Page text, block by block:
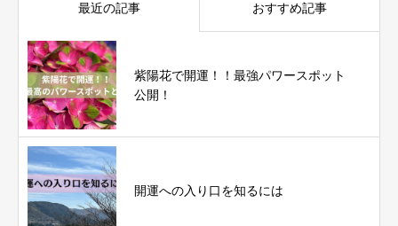
最近の記事 おすすめ記事
紫陽花で開運！！最強パワースポット
公開！
開運への入り口を知るには